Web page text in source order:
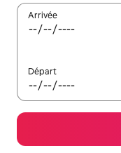
Arrivée
Départ